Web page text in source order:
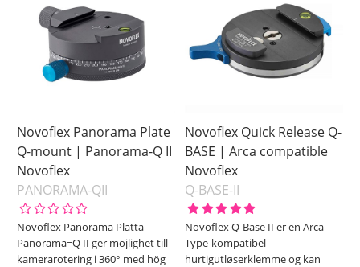
Novoflex Panorama Plate
Q-mount | Panorama-Q II
Novoflex
PANORAMA-QII
Novoflex Panorama Platta
Panorama=Q II ger möjlighet till
kamerarotering i 360° med hög
Novoflex Quick Release Q-
BASE | Arca compatible
Novoflex
Q-BASE-II
Novoflex Q-Base II er en Arca-
Type-kompatibel
hurtigutløserklemme og kan